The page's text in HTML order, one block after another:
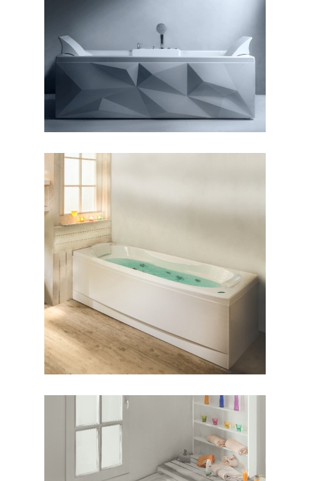
وان دایموند ۱۸۰
وان رونیا